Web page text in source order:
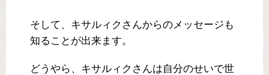
そして、キサルィクさんからのメッセージも
知ることが出来ます。
どうやら、キサルィクさんは自分のせいで世